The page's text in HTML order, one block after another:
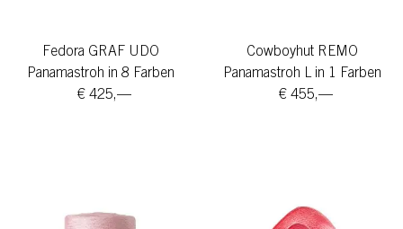
Fedora GRAF UDO
Panamastroh in 8 Farben
€ 425,—
Cowboyhut REMO
Panamastroh L in 1 Farben
€ 455,—